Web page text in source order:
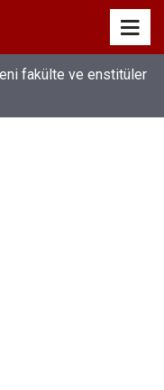
Genel müdürler değişti,